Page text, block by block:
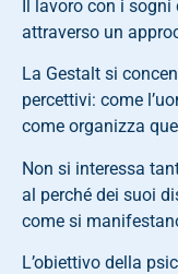
Il lavoro con i sogni
attraverso un
La Gestalt si
percettivi: come
come organizza
Non si interessa
al perché dei suoi
come si
L’obiettivo della